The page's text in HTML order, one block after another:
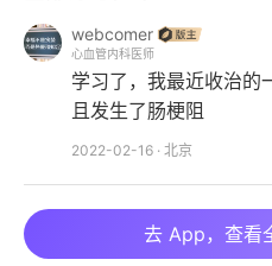
痛醒，多次口服匹维溴铵片
治疗，效果差。行胃、肠
平坦，下腹部横向切口瘢
见热敷后不规则色素沉着，
webcomer
心血管内科医师
学习了，我最近收治的
且发生了肠梗阻
2022-02-16 · 北京
去 App，查看